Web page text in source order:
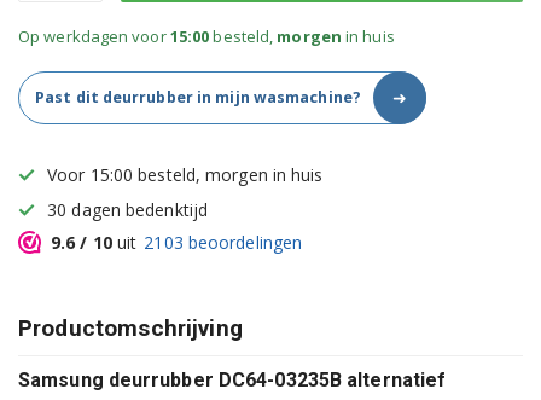
Op werkdagen voor15:00besteld, morgen in huis
Past dit deurrubber in mijn wasmachine? ➜
Voor 15:00 besteld, morgen in huis
30 dagen bedenktijd
9.6 / 10uit 2103 beoordelingen
Productomschrijving
Samsung deurrubber DC64-03235B alternatief